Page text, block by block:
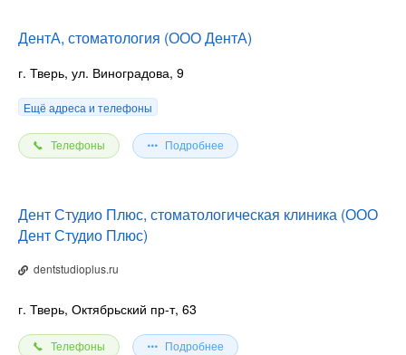
ДентА, стоматология (ООО ДентА)
г. Тверь, ул. Виноградова, 9
Ещё адреса и телефоны
Телефоны Подробнее
Дент Студио Плюс, стоматологическая клиника (ООО
Дент Студио Плюс)
dentstudioplus.ru
г. Тверь, Октябрьский пр-т, 63
Телефоны Подробнее